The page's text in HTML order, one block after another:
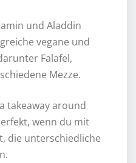
und Aladdin
vegane und
Falafel,
Mezze.
takeaway around
wenn du mit
die unterschiedliche